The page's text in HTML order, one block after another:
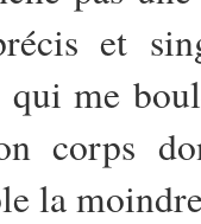
et
me
corps
la